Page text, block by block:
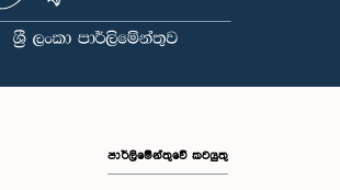
පාර්ලිමේන්තුවේ කටයුතු